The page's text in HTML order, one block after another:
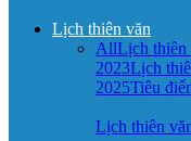
Lịch thiên văn
AllLịch thiên
2023Lịch
2025Tiêu
Lịch thiên